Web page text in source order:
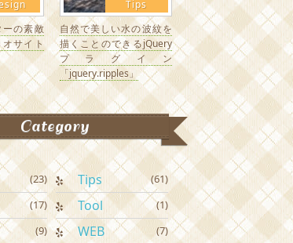
ーの素敵
サイト
Tips
自然で美しい水の波紋を
描くことのできるjQuery
プラグイン
「jquery.ripples」
Category
(23)
(17)
(9)
Tips (61)
Tool (1)
WEB (7)